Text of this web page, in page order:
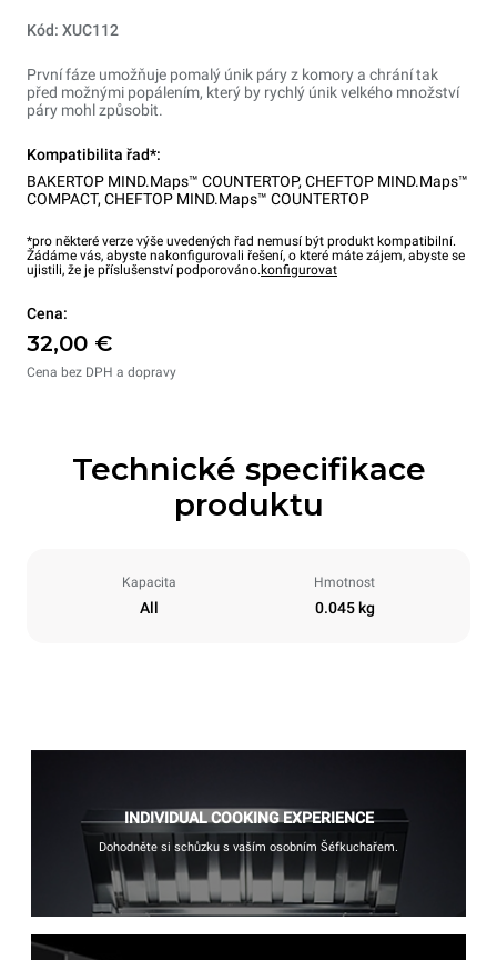
Kód: XUC112
První fáze umožňuje pomalý únik páry z komory a chrání tak
před možnými popálením, který by rychlý únik velkého množství
páry mohl způsobit.
Kompatibilita řad*:
BAKERTOP MIND.Maps™ COUNTERTOP, CHEFTOP MIND.Maps™
COMPACT, CHEFTOP MIND.Maps™ COUNTERTOP
*pro některé verze výše uvedených řad nemusí být produkt kompatibilní.
Žádáme vás, abyste nakonfigurovali řešení, o které máte zájem, abyste se
ujistili, že je příslušenství podporováno.konfigurovat
Cena:
32,00 €
Cena bez DPH a dopravy
Technické specifikace
produktu
Kapacita
All
Hmotnost
0.045 kg
INDIVIDUAL COOKING EXPERIENCE
Dohodněte si schůzku s vaším osobním Šéfkuchařem.